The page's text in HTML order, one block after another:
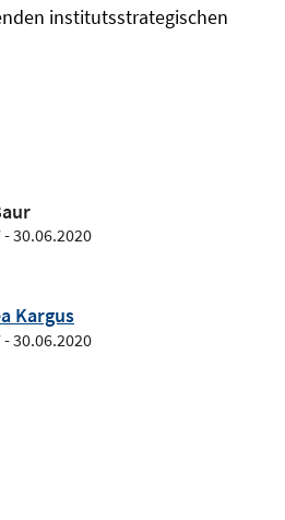
institutsstrategischen
30.06.2020
Kargus
30.06.2020